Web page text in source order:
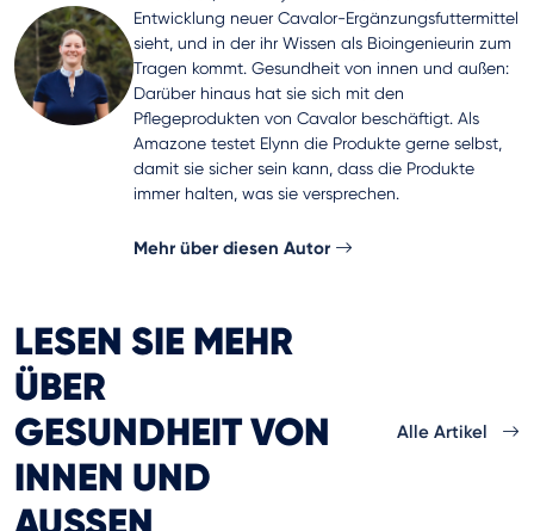
Entwicklung neuer Cavalor-Ergänzungsfuttermittel
sieht, und in der ihr Wissen als Bioingenieurin zum
Tragen kommt. Gesundheit von innen und außen:
Darüber hinaus hat sie sich mit den
Pflegeprodukten von Cavalor beschäftigt. Als
Amazone testet Elynn die Produkte gerne selbst,
damit sie sicher sein kann, dass die Produkte
immer halten, was sie versprechen.
Mehr über diesen Autor
LESEN SIE MEHR
ÜBER
GESUNDHEIT VON
INNEN UND
Alle Artikel